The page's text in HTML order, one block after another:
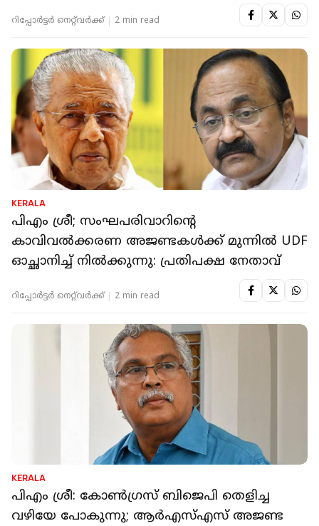
റിപ്പോർട്ടർ നെറ്റ്‌വര്‍ക്ക്‌ 2 min read
KERALA
പിഎം ശ്രീ; സംഘപരിവാറിന്റെ
കാവിവൽക്കരണ അജണ്ടകൾക്ക് മുന്നിൽ UDF
ഓച്ഛാനിച്ച് നിൽക്കുന്നു: പ്രതിപക്ഷ നേതാവ്
റിപ്പോർട്ടർ നെറ്റ്‌വര്‍ക്ക്‌ 2 min read
KERALA
പിഎം ശ്രീ: കോണ്‍ഗ്രസ് ബിജെപി തെളിച്ച
വഴിയേ പോകുന്നു; ആര്‍എസ്എസ് അജണ്ട